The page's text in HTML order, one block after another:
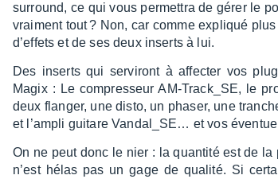
surround, ce qui vous permet­tra de gérer le
vrai­ment tout ? Non, car comme expliqué
d’ef­fets et de ses deux inserts à lui.
Des inserts qui servi­ront à affec­ter vos
Magix : Le compres­seur AM-Track_SE, le
deux flan­ger, une disto, un phaser, une
et l’am­pli guitare Vandal_SE… et vos
On ne peut donc le nier : la quan­tité est de la
n’est hélas pas un gage de qualité. Si